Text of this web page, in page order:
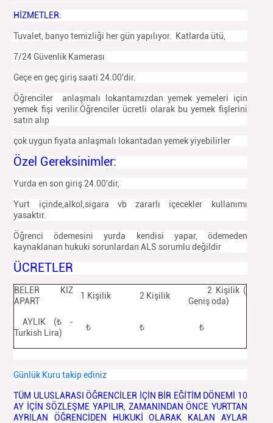
HİZMETLER:
Tuvalet, banyo temizliği her gün yapılıyor. Katlarda ütü,
7/24 Güvenlik Kamerası
Geçe en geç giriş saati 24.00'dir.
Öğrenciler anlaşmalı lokantamızdan yemek yemeleri için
yemek fişi verilir.Öğrenciler ücretli olarak bu yemek fişlerini
satın alıp
çok uygun fiyata anlaşmalı lokantadan yemek yiyebilirler
Özel Gereksinimler:
Yurda en son giriş 24.00'dir,
Yurt içinde,alkol,sigara vb zararlı içecekler kullanımı
yasaktır.
Öğrenci ödemesini yurda kendisi yapar, ödemeden
kaynaklanan hukuki sorunlardan ALS sorumlu değildir
ÜCRETLER
BELER KIZ
APART
1 Kişilik 2 Kişilik
2 Kişilik (
Geniş oda)
AYLIK (₺ -
Turkish Lira)
₺ ₺ ₺
Günlük Kuru takip ediniz
TÜM ULUSLARASI ÖĞRENCİLER İÇİN BİR EĞİTİM DÖNEMİ 10
AY İÇİN SÖZLEŞME YAPILIR, ZAMANINDAN ÖNCE YURTTAN
AYRILAN ÖĞRENCİDEN HUKUKİ OLARAK KALAN AYLAR